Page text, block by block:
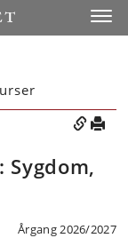
Sygdom,
Årgang 2026/2027